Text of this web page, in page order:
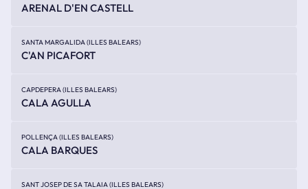
ARENAL D'EN CASTELL
SANTA MARGALIDA (ILLES BALEARS)
C'AN PICAFORT
CAPDEPERA (ILLES BALEARS)
CALA AGULLA
POLLENÇA (ILLES BALEARS)
CALA BARQUES
SANT JOSEP DE SA TALAIA (ILLES BALEARS)